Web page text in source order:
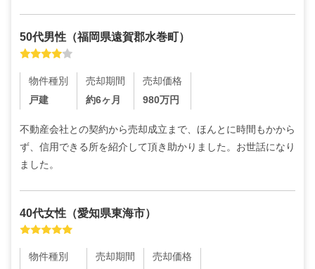
50代男性 （福岡県遠賀郡水巻町）
物件種別
戸建
売却期間
約6ヶ月
売却価格
980万円
不動産会社との契約から売却成立まで、ほんとに時間もかから
ず、信用できる所を紹介して頂き助かりました。お世話になり
ました。
40代女性 （愛知県東海市）
物件種別
売却期間
売却価格